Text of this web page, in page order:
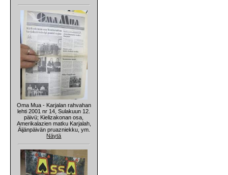
Oma Mua - Karjalan rahvahan
lehti 2001 nr 14, Sulakuun 12.
päivü; Kielizakonan osa,
Amerikalazien matku Karjalah,
Äijänpäivän pruazniekku, ym.
Näytä